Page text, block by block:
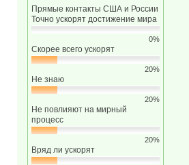
Прямые контакты США и России
Точно ускорят достижение мира
0%
Скорее всего ускорят
20%
Не знаю
20%
Не повлияют на мирный
процесс
20%
Вряд ли ускорят